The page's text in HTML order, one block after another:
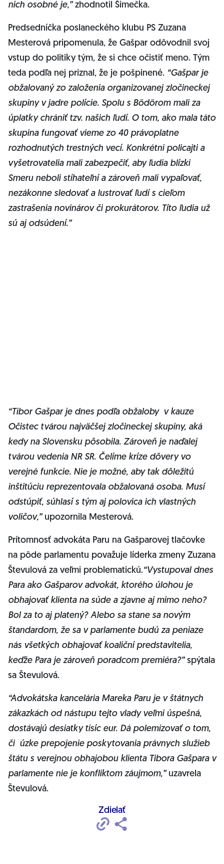
nich osobné je,”zhodnotil Šimečka.
Predsedníčka poslaneckého klubu PS Zuzana
Mesterová pripomenula, že Gašpar odôvodnil svoj
vstup do politiky tým, že si chce očistiť meno. Tým
teda podľa nej priznal, že je pošpinené. “Gašpar je
obžalovaný zo založenia organizovanej zločineckej
skupiny v jadre polície. Spolu s Bödörom mali za
úplatky chrániť tzv. našich ľudí. O tom, ako mala táto
skupina fungovať vieme zo 40 právoplatne
rozhodnutých trestných vecí. Konkrétni policajti a
vyšetrovatelia mali zabezpečiť, aby ľudia blízki
Smeru neboli stíhateľní a zároveň mali vypaľovať,
nezákonne sledovať a lustrovať ľudí s cieľom
zastrašenia novinárov či prokurátorov. Títo ľudia už
sú aj odsúdení.”
“Tibor Gašpar je dnes podľa obžaloby v kauze
Očistec tvárou najväčšej zločineckej skupiny, aká
kedy na Slovensku pôsobila. Zároveň je naďalej
tvárou vedenia NR SR. Čelíme kríze dôvery vo
verejné funkcie. Nie je možné, aby tak dôležitú
inštitúciu reprezentovala obžalovaná osoba. Musí
odstúpiť, súhlasí s tým aj polovica ich vlastných
voličov,”upozornila Mesterová.
Prítomnosť advokáta Paru na Gašparovej tlačovke
na pôde parlamentu považuje líderka zmeny Zuzana
Števulová za veľmi problematickú.“Vystupoval dnes
Para ako Gašparov advokát, ktorého úlohou je
obhajovať klienta na súde a zjavne aj mimo neho?
Bol za to aj platený? Alebo sa stane sa novým
štandardom, že sa v parlamente budú za peniaze
nás všetkých obhajovať koaliční predstavitelia,
keďže Para je zároveň poradcom premiéra?”spýtala
sa Števulová.
“Advokátska kancelária Mareka Paru je v štátnych
zákazkách od nástupu tejto vlady veľmi úspešná,
dostávajú desiatky tisíc eur. Dá polemizovať o tom,
či úzke prepojenie poskytovania právnych služieb
štátu s verejnou obhajobou klienta Tibora Gašpara v
parlamente nie je konfliktom záujmom,”uzavrela
Števulová.
Zdielať